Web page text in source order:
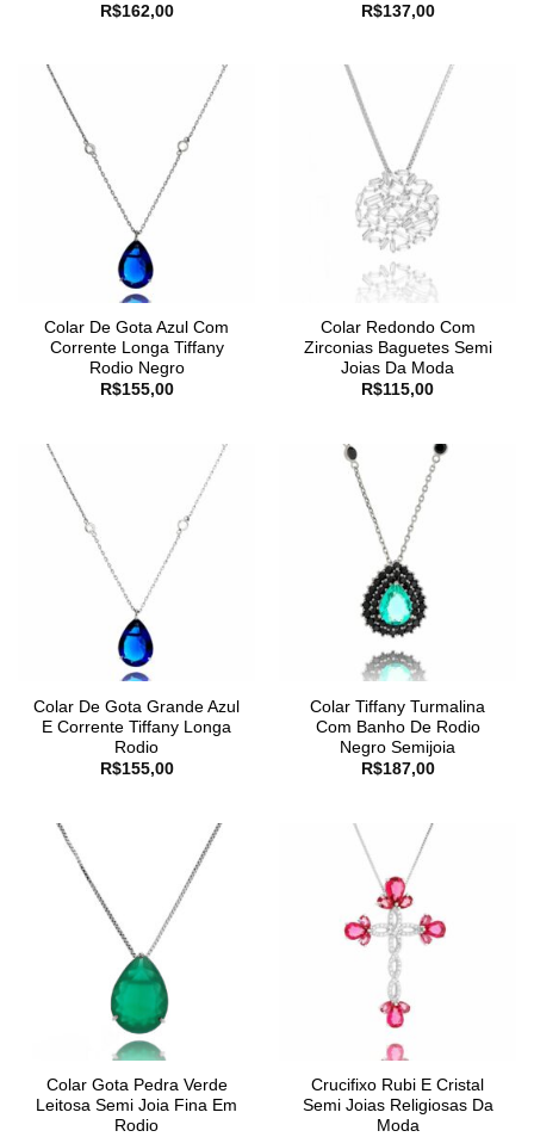
R$162,00
R$137,00
Colar De Gota Azul Com
Corrente Longa Tiffany
Rodio Negro
R$155,00
Colar Redondo Com
Zirconias Baguetes Semi
Joias Da Moda
R$115,00
Colar De Gota Grande Azul
E Corrente Tiffany Longa
Rodio
R$155,00
Colar Tiffany Turmalina
Com Banho De Rodio
Negro Semijoia
R$187,00
Colar Gota Pedra Verde
Leitosa Semi Joia Fina Em
Rodio
Crucifixo Rubi E Cristal
Semi Joias Religiosas Da
Moda